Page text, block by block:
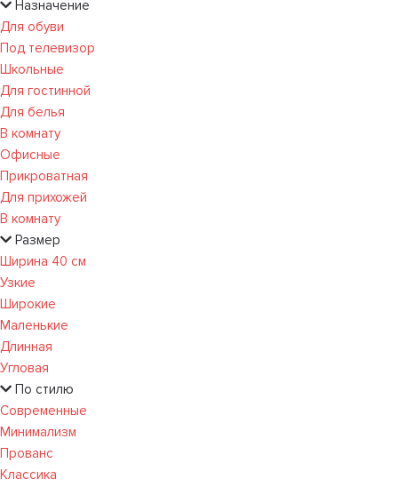
Назначение
Для обуви
Под телевизор
Школьные
Для гостинной
Для белья
В комнату
Офисные
Прикроватная
Для прихожей
В комнату
Размер
Ширина 40 см
Узкие
Широкие
Маленькие
Длинная
Угловая
По стилю
Современные
Минимализм
Прованс
Классика